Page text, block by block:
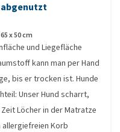
abgenutzt
x 50 cm
und Liegefläche
kann man per Hand
bis er trocken ist. Hunde
Unser Hund scharrt,
Löcher in der Matratze
allergiefreien Korb